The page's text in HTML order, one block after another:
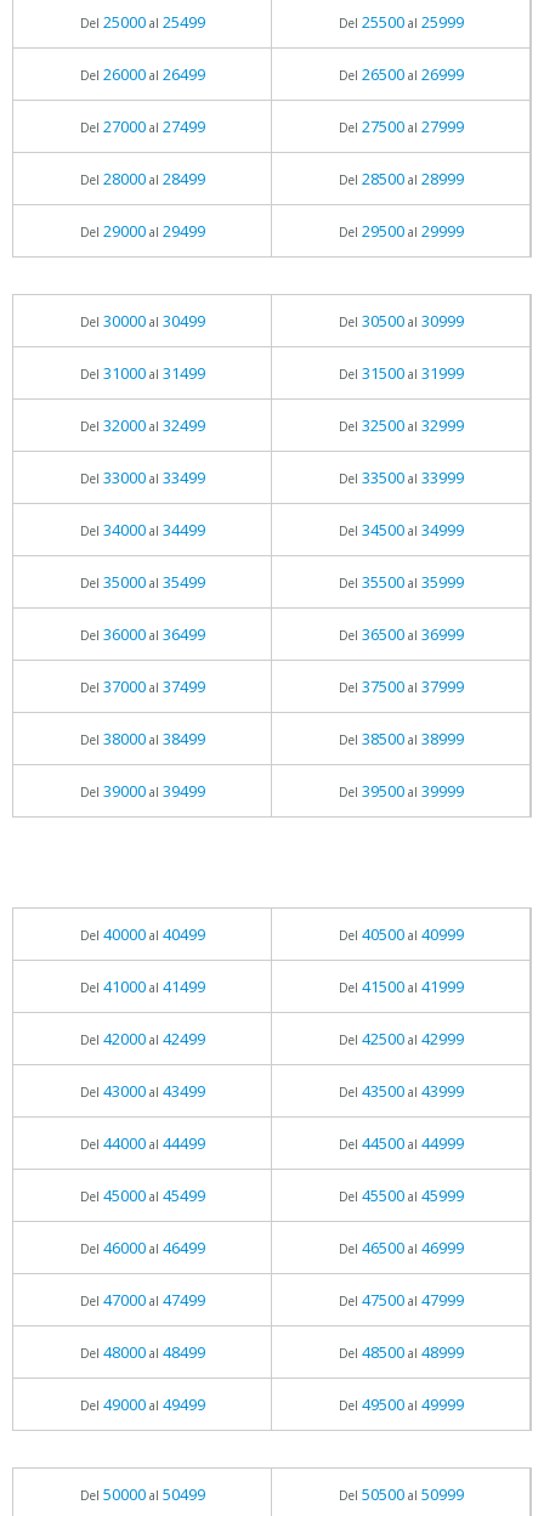
Del 25000al 25499 Del 25500al 25999
Del 26000al 26499 Del 26500al 26999
Del 27000al 27499 Del 27500al 27999
Del 28000al 28499 Del 28500al 28999
Del 29000al 29499 Del 29500al 29999
Del 30000al 30499 Del 30500al 30999
Del 31000al 31499 Del 31500al 31999
Del 32000al 32499 Del 32500al 32999
Del 33000al 33499 Del 33500al 33999
Del 34000al 34499 Del 34500al 34999
Del 35000al 35499 Del 35500al 35999
Del 36000al 36499 Del 36500al 36999
Del 37000al 37499 Del 37500al 37999
Del 38000al 38499 Del 38500al 38999
Del 39000al 39499 Del 39500al 39999
Del 40000al 40499 Del 40500al 40999
Del 41000al 41499 Del 41500al 41999
Del 42000al 42499 Del 42500al 42999
Del 43000al 43499 Del 43500al 43999
Del 44000al 44499 Del 44500al 44999
Del 45000al 45499 Del 45500al 45999
Del 46000al 46499 Del 46500al 46999
Del 47000al 47499 Del 47500al 47999
Del 48000al 48499 Del 48500al 48999
Del 49000al 49499 Del 49500al 49999
Del 50000al 50499 Del 50500al 50999